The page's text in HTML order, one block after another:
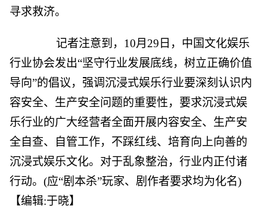
寻求救济。
记者注意到，10月29日，中国文化娱乐
行业协会发出“坚守行业发展底线，树立正确价值
导向”的倡议，强调沉浸式娱乐行业要深刻认识内
容安全、生产安全问题的重要性，要求沉浸式娱
乐行业的广大经营者全面开展内容安全、生产安
全自查、自管工作，不踩红线、培育向上向善的
沉浸式娱乐文化。对于乱象整治，行业内正付诸
行动。(应“剧本杀”玩家、剧作者要求均为化名)
【编辑:于晓】